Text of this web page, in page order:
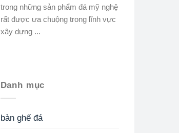
trong những sản phẩm đá mỹ nghệ
rất được ưa chuộng trong lĩnh vực
xây dựng ...
Danh mục
bàn ghế đá